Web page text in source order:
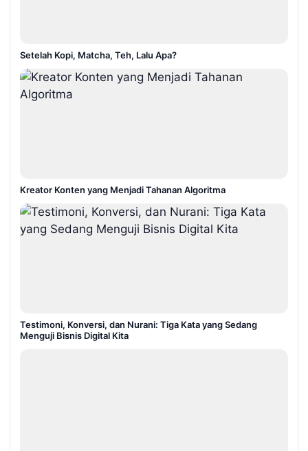
Setelah Kopi, Matcha, Teh, Lalu Apa?
Kreator Konten yang Menjadi Tahanan Algoritma
Testimoni, Konversi, dan Nurani: Tiga Kata yang Sedang
Menguji Bisnis Digital Kita